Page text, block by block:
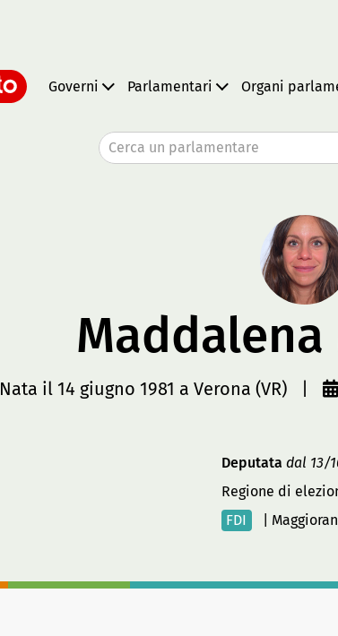
Governi Parlamentari Organi
Cerca un parlamentare
Nata il 14 giugno 1981 a Verona (VR)
Deputata dal 13/
Regione di
FDI